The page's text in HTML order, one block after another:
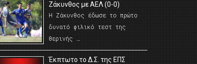
Ζάκυνθος με ΑΕΛ (0-0)
Η Ζάκυνθος έδωσε το πρώτο
δυνατό φιλικό τεστ της
θερινής …
Έκπτωτο το Δ.Σ. της ΕΠΣ